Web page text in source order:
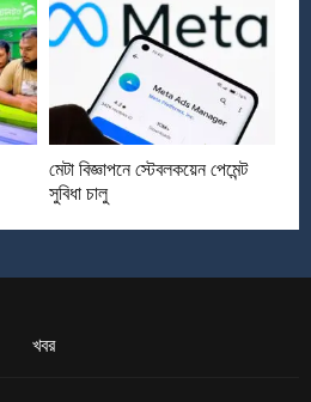
মেটা বিজ্ঞাপনে স্টেবলকয়েন পেমেন্ট
সুবিধা চালু
খবর